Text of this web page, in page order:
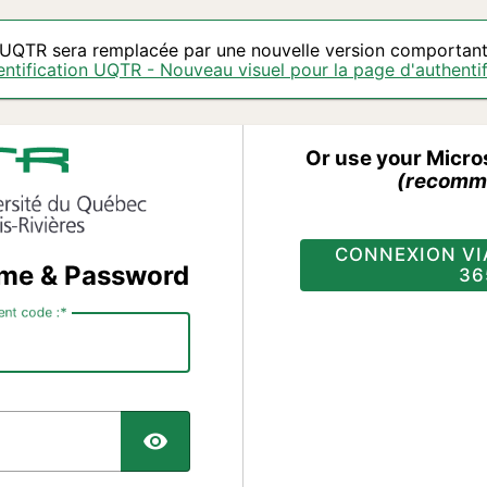
sera remplacée par une nouvelle version
UQTR - Nouveau visuel pour la page
& Password
code :
Or use your
CONNEXION